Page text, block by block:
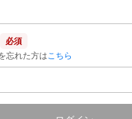
必須
忘れた方は こちら